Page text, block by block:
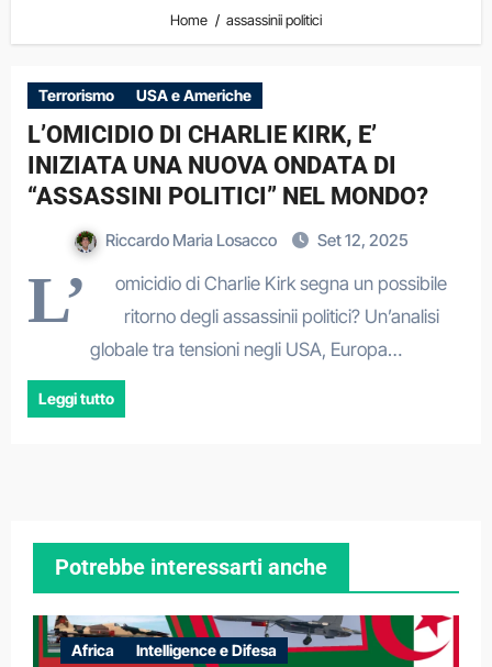
Home assassinii politici
Terrorismo USA e Americhe
L’OMICIDIO DI CHARLIE KIRK, E’
INIZIATA UNA NUOVA ONDATA DI
“ASSASSINI POLITICI” NEL MONDO?
Riccardo Maria Losacco Set 12, 2025
L’
omicidio di Charlie Kirk segna un possibile
ritorno degli assassinii politici? Un’analisi
globale tra tensioni negli USA, Europa…
Leggi tutto
Potrebbe interessarti anche
Africa Intelligence e Difesa